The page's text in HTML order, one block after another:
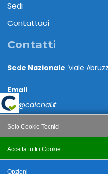
Sedi
Contattaci
Contatti
Sede Nazionale Viale
Email
caf@cafcnai.it
Posta Certificata
Accetta tutti i Cookie
Solo Cookie Tecnici
Salva
Opzioni